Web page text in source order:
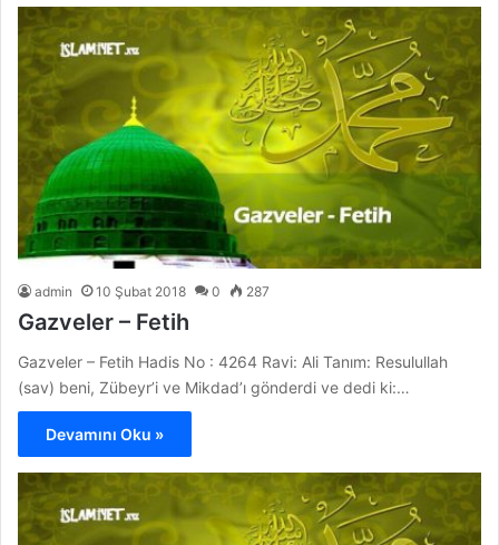
admin 10 Şubat 2018 0 287
Gazveler – Fetih
Gazveler – Fetih Hadis No : 4264 Ravi: Ali Tanım: Resulullah
(sav) beni, Zübeyr’i ve Mikdad’ı gönderdi ve dedi ki:…
Devamını Oku »